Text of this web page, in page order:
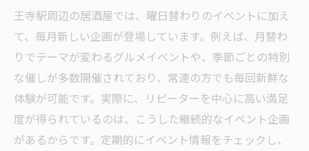
王寺駅周辺の居酒屋では、曜日替わりのイベントに加え
て、毎月新しい企画が登場しています。例えば、月替わ
りでテーマが変わるグルメイベントや、季節ごとの特別
な催しが多数開催されており、常連の方でも毎回新鮮な
体験が可能です。実際に、リピーターを中心に高い満足
度が得られているのは、こうした継続的なイベント企画
があるからです。定期的にイベント情報をチェックし、